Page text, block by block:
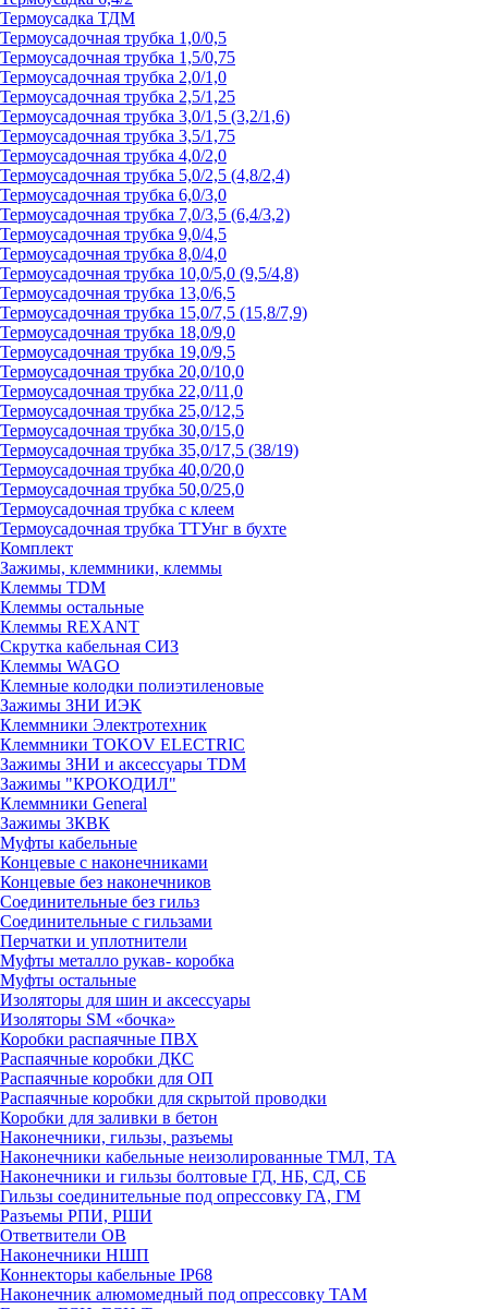
Термоусадка ТДМ
Термоусадочная трубка 1,0/0,5
Термоусадочная трубка 1,5/0,75
Термоусадочная трубка 2,0/1,0
Термоусадочная трубка 2,5/1,25
Термоусадочная трубка 3,0/1,5 (3,2/1,6)
Термоусадочная трубка 3,5/1,75
Термоусадочная трубка 4,0/2,0
Термоусадочная трубка 5,0/2,5 (4,8/2,4)
Термоусадочная трубка 6,0/3,0
Термоусадочная трубка 7,0/3,5 (6,4/3,2)
Термоусадочная трубка 9,0/4,5
Термоусадочная трубка 8,0/4,0
Термоусадочная трубка 10,0/5,0 (9,5/4,8)
Термоусадочная трубка 13,0/6,5
Термоусадочная трубка 15,0/7,5 (15,8/7,9)
Термоусадочная трубка 18,0/9,0
Термоусадочная трубка 19,0/9,5
Термоусадочная трубка 20,0/10,0
Термоусадочная трубка 22,0/11,0
Термоусадочная трубка 25,0/12,5
Термоусадочная трубка 30,0/15,0
Термоусадочная трубка 35,0/17,5 (38/19)
Термоусадочная трубка 40,0/20,0
Термоусадочная трубка 50,0/25,0
Термоусадочная трубка с клеем
Термоусадочная трубка ТТУнг в бухте
Комплект
Зажимы, клеммники, клеммы
Клеммы TDM
Клеммы остальные
Клеммы REXANT
Скрутка кабельная СИЗ
Клеммы WAGO
Клемные колодки полиэтиленовые
Зажимы ЗНИ ИЭК
Клеммники Электротехник
Клеммники TOKOV ELECTRIC
Зажимы ЗНИ и аксессуары TDM
Зажимы "КРОКОДИЛ"
Клеммники General
Зажимы 3КВК
Муфты кабельные
Концевые с наконечниками
Концевые без наконечников
Соединительные без гильз
Соединительные с гильзами
Перчатки и уплотнители
Муфты металло рукав- коробка
Муфты остальные
Изоляторы для шин и аксессуары
Изоляторы SM «бочка»
Коробки распаячные ПВХ
Распаячные коробки ДКС
Распаячные коробки для ОП
Распаячные коробки для скрытой проводки
Коробки для заливки в бетон
Наконечники, гильзы, разъемы
Наконечники кабельные неизолированные ТМЛ, ТА
Наконечники и гильзы болтовые ГД, НБ, СД, СБ
Гильзы соединительные под опрессовку ГА, ГМ
Разъемы РПИ, РШИ
Ответвители ОВ
Наконечники НШП
Коннекторы кабельные IP68
Наконечник алюмомедный под опрессовку ТАМ